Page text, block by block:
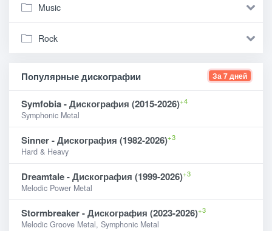
Music
Rock
Популярные дискографии За 7 дней
Symfobia - Дискография (2015-2026)+4
Symphonic Metal
Sinner - Дискография (1982-2026)+3
Hard & Heavy
Dreamtale - Дискография (1999-2026)+3
Melodic Power Metal
Stormbreaker - Дискография (2023-2026)+3
Melodic Groove Metal, Symphonic Metal